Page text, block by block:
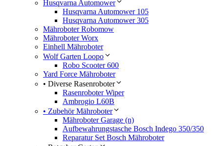
Husqvarna Automower
Husqvarna Automower 105
Husqvarna Automower 305
Mähroboter Robomow
Mähroboter Worx
Einhell Mähroboter
Wolf Garten Loopo
Robo Scooter 600
Yard Force Mähroboter
• Diverse Rasenroboter
Rasenroboter Wiper
Ambrogio L60B
• Zubehör Mähroboter
Mähroboter Garage (n)
Aufbewahrungstasche Bosch Indego 350/350
Reparatur Set Bosch Mähroboter